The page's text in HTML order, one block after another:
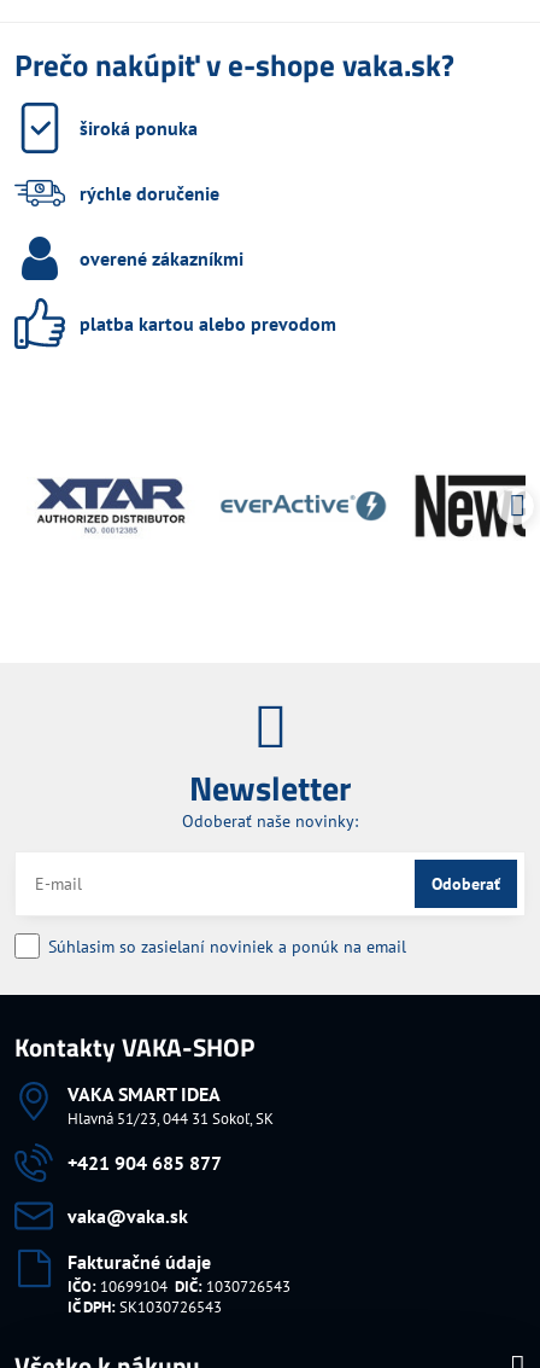
Prečo nakúpiť v e-shope vaka.sk?
široká ponuka
rýchle doručenie
overené zákazníkmi
platba kartou alebo prevodom
Newsletter
Odoberať naše novinky:
Odoberať
Súhlasim so zasielaní noviniek a ponúk na email
Kontakty VAKA-SHOP
VAKA SMART IDEA
Hlavná 51/23, 044 31 Sokoľ, SK
+421 904 685 877
vaka​@vaka​.sk
Fakturačné údaje
IČO: 10699104 DIČ: 1030726543
IČ DPH:SK1030726543